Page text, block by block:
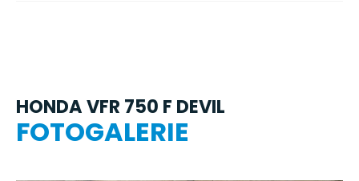
HONDA VFR 750 F DEVIL
FOTOGALERIE